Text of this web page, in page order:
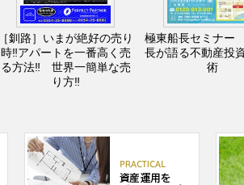
［釧路］いまが絶好の売り
時‼アパートを一番高く売
る方法‼ 世界一簡単な売
り方‼
極東船長セミナー
長が語る不動産投
術